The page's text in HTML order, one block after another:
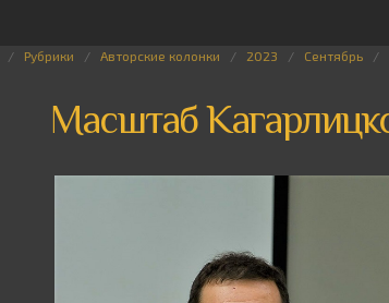
Рубрики Авторские колонки 2023 Сентябрь
Масштаб